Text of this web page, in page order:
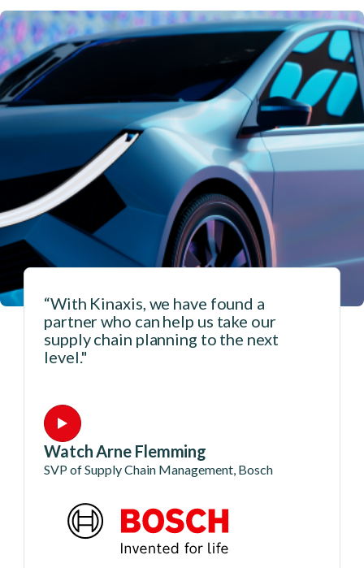
“With Kinaxis, we have found a
partner who can help us take our
supply chain planning to the next
level."
Watch Arne Flemming
SVP of Supply Chain Management, Bosch